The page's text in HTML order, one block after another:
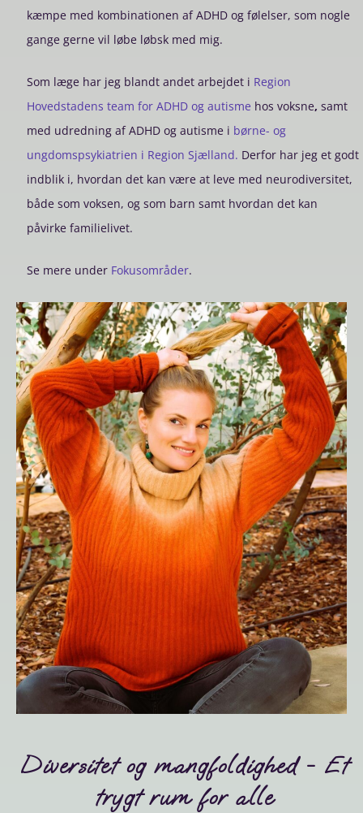
kæmpe med kombinationen af ADHD og følelser, som nogle
gange gerne vil løbe løbsk med mig.
Som læge har jeg blandt andet arbejdet i Region
Hovedstadens team for ADHD og autisme hos voksne, samt
med udredning af ADHD og autisme i børne- og
ungdomspsykiatrien i Region Sjælland. Derfor har jeg et godt
indblik i, hvordan det kan være at leve med neurodiversitet,
både som voksen, og som barn samt hvordan det kan
påvirke familielivet.
Se mere under Fokusområder.
Diversitet og mangfoldighed - Et
trygt rum for alle